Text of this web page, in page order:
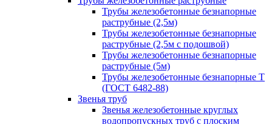
Трубы железобетонные безнапорные
раструбные (2,5м)
Трубы железобетонные безнапорные
раструбные (2,5м с подошвой)
Трубы железобетонные безнапорные
раструбные (5м)
Трубы железобетонные безнапорные Т
(ГОСТ 6482-88)
Звенья труб
Звенья железобетонные круглых
водопропускных труб с плоским